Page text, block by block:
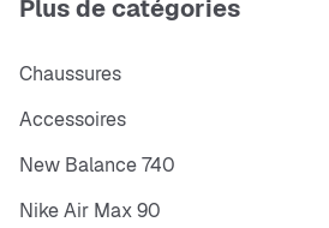
Plus de catégories
Chaussures
Accessoires
New Balance 740
Nike Air Max 90